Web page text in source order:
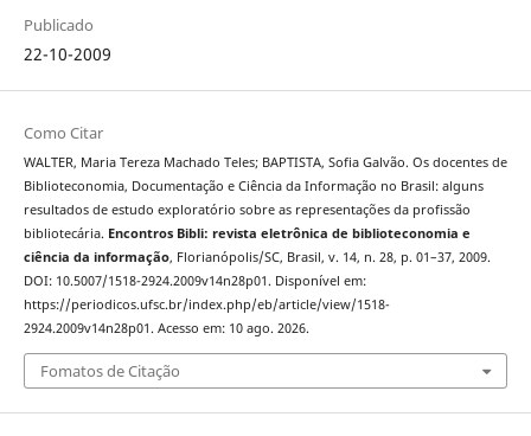
Publicado
22-10-2009
Como Citar
WALTER, Maria Tereza Machado Teles; BAPTISTA, Sofia Galvão. Os docentes de
Biblioteconomia, Documentação e Ciência da Informação no Brasil: alguns
resultados de estudo exploratório sobre as representações da profissão
bibliotecária. Encontros Bibli: revista eletrônica de biblioteconomia e
ciência da informação, Florianópolis/SC, Brasil, v. 14, n. 28, p. 01–37, 2009.
DOI: 10.5007/1518-2924.2009v14n28p01. Disponível em:
https://periodicos.ufsc.br/index.php/eb/article/view/1518-
2924.2009v14n28p01. Acesso em: 10 ago. 2026.
Fomatos de Citação